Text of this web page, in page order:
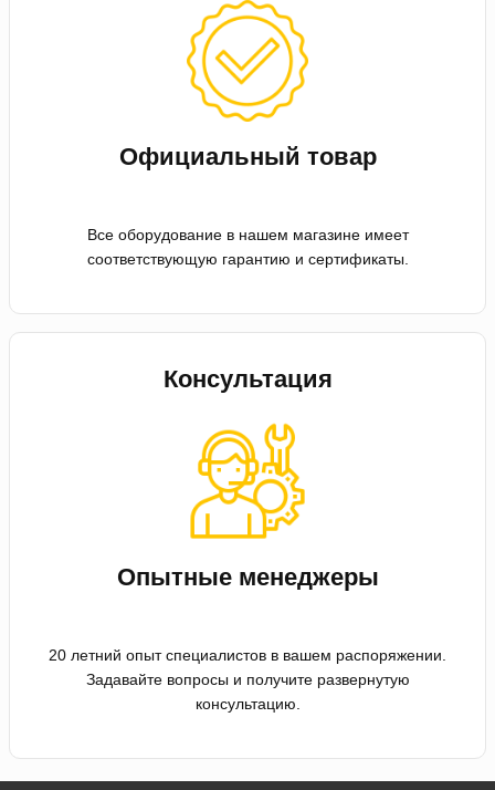
Официальный товар
Все оборудование в нашем магазине имеет
соответствующую гарантию и сертификаты.
Консультация
Опытные менеджеры
20 летний опыт специалистов в вашем распоряжении.
Задавайте вопросы и получите развернутую
консультацию.